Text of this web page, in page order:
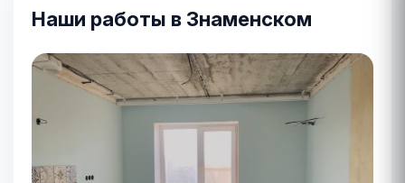
Наши работы в Знаменском